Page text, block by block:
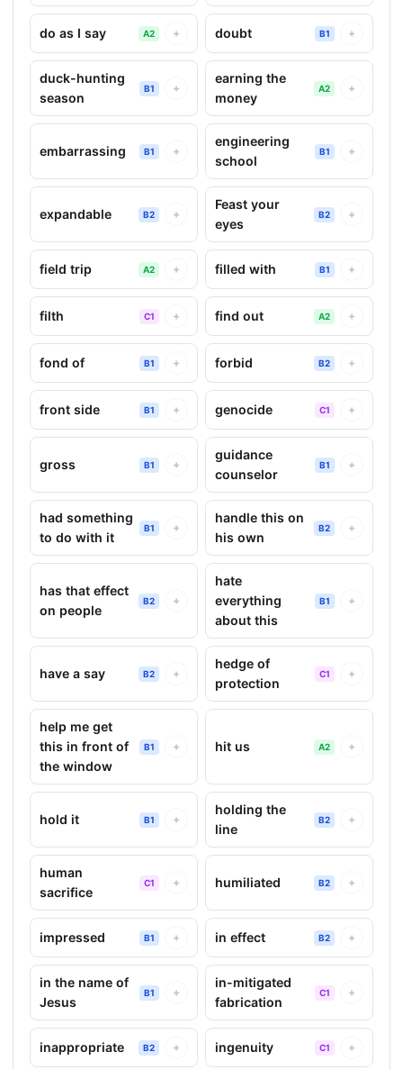
do as I say A2 + doubt B1 +
duck-hunting
season
B1 +
earning the
money
A2 +
embarrassing B1 +
engineering
school
B1 +
expandable B2 +
Feast your
eyes
B2 +
field trip A2 + filled with B1 +
filth C1 + find out A2 +
fond of B1 + forbid B2 +
front side B1 + genocide C1 +
gross B1 +
guidance
counselor
B1 +
had something
to do with it
B1 +
handle this on
his own
B2 +
has that effect
on people
B2 +
hate
everything
about this
B1 +
have a say B2 +
hedge of
protection
C1 +
help me get
this in front of
the window
B1 + hit us A2 +
hold it B1 +
holding the
line
B2 +
human
sacrifice
C1 + humiliated B2 +
impressed B1 + in effect B2 +
in the name of
Jesus
B1 +
in-mitigated
fabrication
C1 +
inappropriate B2 + ingenuity C1 +